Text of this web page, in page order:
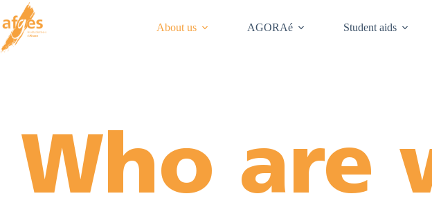
About us AGORAé Student aids
Who are